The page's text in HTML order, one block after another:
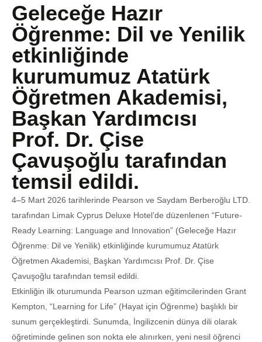
Geleceğe Hazır
Öğrenme: Dil ve Yenilik
etkinliğinde
kurumumuz Atatürk
Öğretmen Akademisi,
Başkan Yardımcısı
Prof. Dr. Çise
Çavuşoğlu tarafından
temsil edildi.
4–5 Mart 2026 tarihlerinde Pearson ve Saydam Berberoğlu LTD.
tarafından Limak Cyprus Deluxe Hotel’de düzenlenen “Future-
Ready Learning: Language and Innovation” (Geleceğe Hazır
Öğrenme: Dil ve Yenilik) etkinliğinde kurumumuz Atatürk
Öğretmen Akademisi, Başkan Yardımcısı Prof. Dr. Çise
Çavuşoğlu tarafından temsil edildi.
Etkinliğin ilk oturumunda Pearson uzman eğitimcilerinden Grant
Kempton, “Learning for Life” (Hayat için Öğrenme) başlıklı bir
sunum gerçekleştirdi. Sunumda, İngilizcenin dünya dili olarak
öğretiminde gelinen son nokta ele alınırken, yeni nesil öğrenci